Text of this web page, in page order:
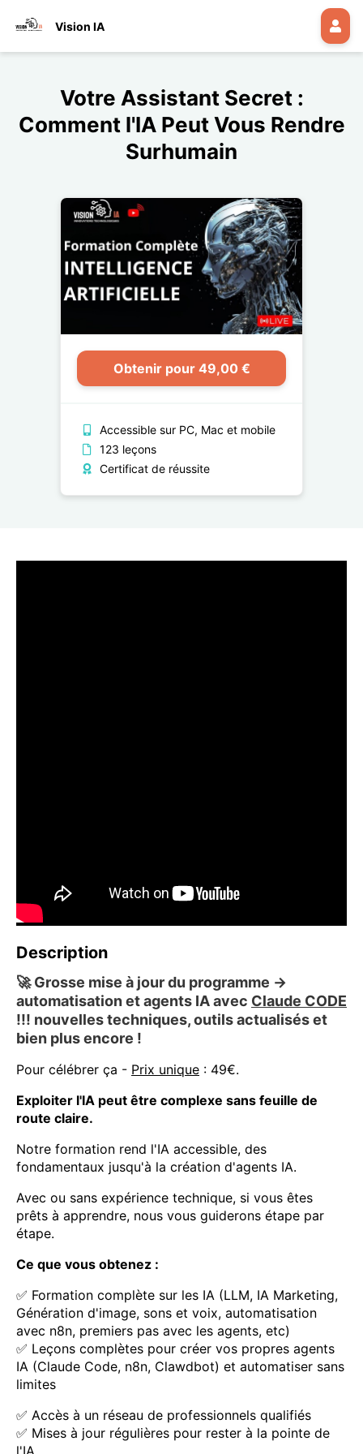
Vision IA
Votre Assistant Secret :
Comment l'IA Peut Vous Rendre
Surhumain
Obtenir pour 49,00 €
Accessible sur PC, Mac et mobile
123 leçons
Certificat de réussite
Description
🚀Grosse mise à jour du programme →
automatisation et agents IA avec Claude CODE
!!! nouvelles techniques, outils actualisés et
bien plus encore !
Pour célébrer ça - Prix unique : 49€.
Exploiter l'IA peut être complexe sans feuille de
route claire.
Notre formation rend l'IA accessible, des
fondamentaux jusqu'à la création d'agents IA.
Avec ou sans expérience technique, si vous êtes
prêts à apprendre, nous vous guiderons étape par
étape.
Ce que vous obtenez :
✅ Formation complète sur les IA (LLM, IA Marketing,
Génération d'image, sons et voix, automatisation
avec n8n, premiers pas avec les agents, etc)
✅ Leçons complètes pour créer vos propres agents
IA (Claude Code, n8n, Clawdbot) et automatiser sans
limites
✅ Accès à un réseau de professionnels qualifiés
✅ Mises à jour régulières pour rester à la pointe de